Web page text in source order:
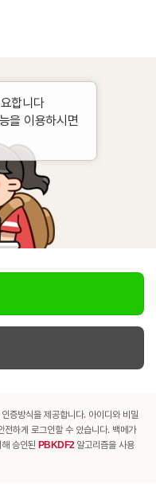
합니다
을 이용하시면
증방식을 제공합니다. 아이디와 비밀
전하게 로그인할 수 있습니다. 백메가
승인된 PBKDF2알고리즘을 사용